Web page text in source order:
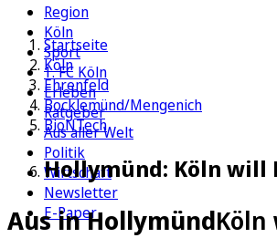
Region
Köln
Sport
1. FC Köln
Erleben
Ratgeber
Aus aller Welt
Politik
Wirtschaft
Newsletter
E-Paper
Startseite
Köln
Ehrenfeld
Bocklemünd/Mengenich
BioNTech
Hollymünd: Köln will
Aus in HollymündKöln